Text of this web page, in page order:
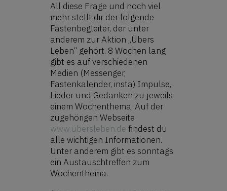
All diese Frage und noch viel
mehr stellt dir der folgende
Fastenbegleiter, der unter
anderem zur Aktion „Übers
Leben“ gehört. 8 Wochen lang
gibt es auf verschiedenen
Medien (Messenger,
Fastenkalender, insta) Impulse,
Lieder und Gedanken zu jeweils
einem Wochenthema. Auf der
zugehörigen Webseite
www.übersleben.de findest du
alle wichtigen Informationen.
Unter anderem gibt es sonntags
ein Austauschtreffen zum
Wochenthema.